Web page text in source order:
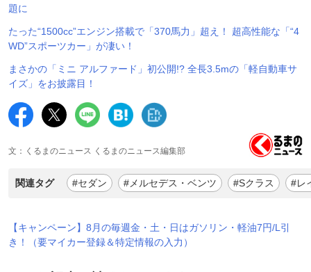
題に
たった“1500cc”エンジン搭載で「370馬力」超え！ 超高性能な「“4
WD”スポーツカー」が凄い！
まさかの「ミニ アルファード」初公開!? 全長3.5mの「軽自動車サ
イズ」をお披露目！
文：くるまのニュース くるまのニュース編集部
関連タグ #セダン #メルセデス・ベンツ #Sクラス #レ
【キャンペーン】8月の毎週金・土・日はガソリン・軽油7円/L引
き！（要マイカー登録＆特定情報の入力）